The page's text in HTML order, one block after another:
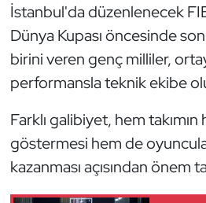
İstanbul'da düzenlenecek
Dünya Kupası öncesinde
birini veren genç milliler,
performansla teknik ekibe
Farklı galibiyet, hem takımın
göstermesi hem de
kazanması açısından önem
Kayak
Kempo
Kick Boks
Kürek
Masa Tenisi